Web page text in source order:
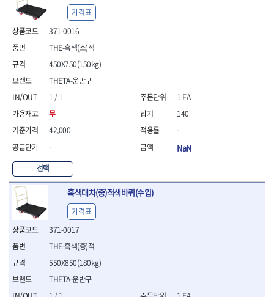
- 전정톱
- 목공톱
- 고지톱
- 다목적가위
- 휠메저
- 마킹
연마용품
- 조줄
- 조줄세트
- 판금줄홀더
공구함.공구집
- 탑체스터
- 플라스틱이동공구함
- 공구통
- 기타공구
371-0016
THETA-운반구
1 / 1
무
42,000
-
선택
THE-흑색(소)적
450X750(150kg)
가격표
1 EA
140
-
NaN
흑색대차(중)적색바퀴(수입)
371-0017
THETA-운반구
THE-흑색(중)적
550X850(180kg)
가격표